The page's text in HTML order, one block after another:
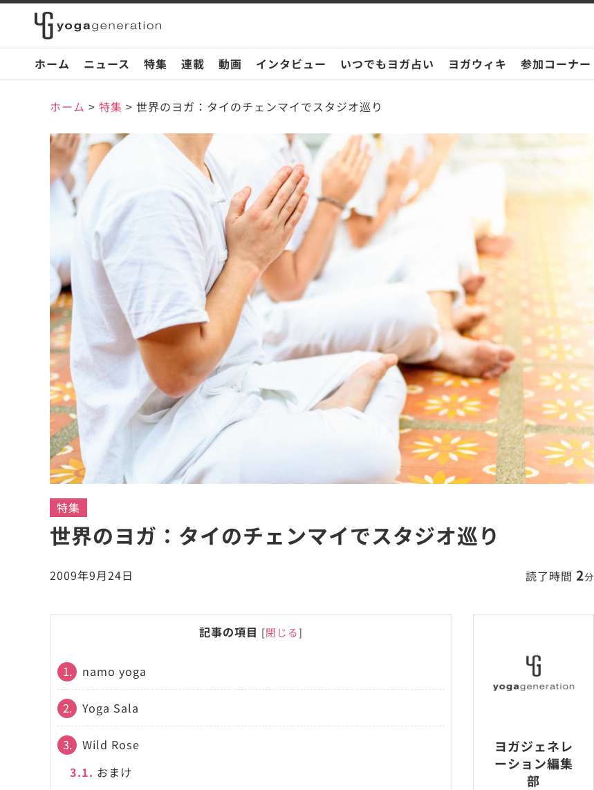
ホーム
ニュース 特集 連載 動画 インタビュー いつでもヨガ占い ヨガウィキ 参加コーナー
ホーム > 特集 > 世界のヨガ：タイのチェンマイでスタジオ巡り
特集
世界のヨガ：タイのチェンマイでスタジオ巡り
2009年9月24日 読了時間 2分
記事の項目 [閉じる]
1. namo yoga
2. Yoga Sala
3.
Wild Rose
3.1. おまけ
ヨガジェネレ
ーション編集
部